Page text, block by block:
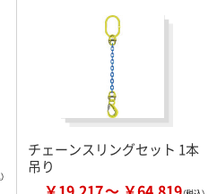
チェーンスリングセット 1本
吊り